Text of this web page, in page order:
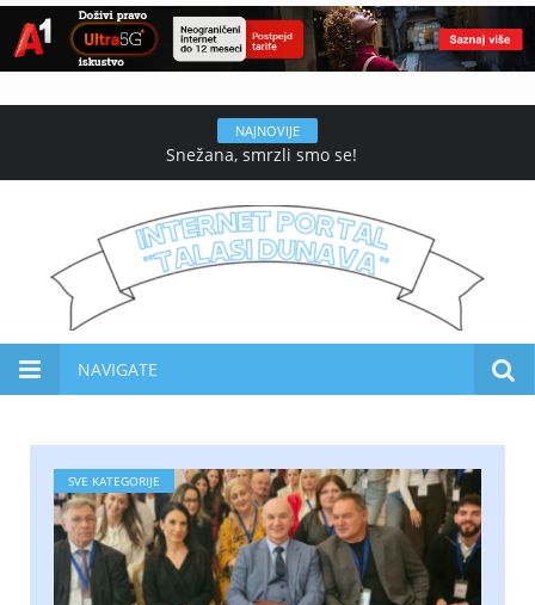
NAJNOVIJE
Snežana, smrzli smo se!
NAVIGATE
SVE KATEGORIJE